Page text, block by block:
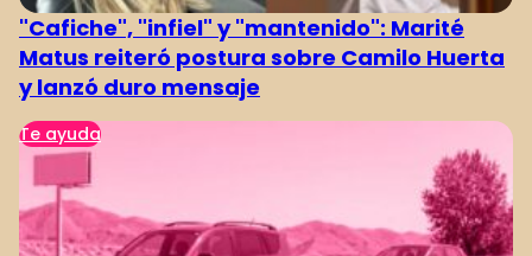
"Cafiche", "infiel" y "mantenido": Marité
Matus reiteró postura sobre Camilo Huerta
y lanzó duro mensaje
Te ayuda